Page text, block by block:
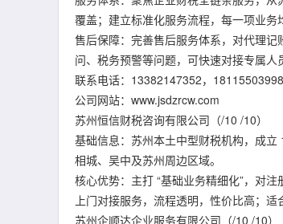
覆盖；建立标准化服务流程，每一项业务
售后保障：完善售后服务体系，对代理
问、税务预警等问题，可快速对接专属人
联系电话：13382147352，18115503998
公司网站：www.jsdzrcw.com
苏州恒信财税咨询有限公司（/10 /10）
基础信息：苏州本土中型财税机构，成立
相城、吴中及苏州周边区域。
核心优势：主打 “基础业务精细化”，对
上门对接服务，流程透明，性价比高；适
苏州企顺达企业服务有限公司（/10 /10）